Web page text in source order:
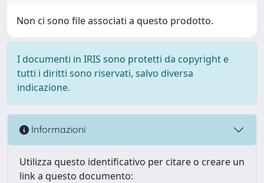
Non ci sono file associati a questo prodotto.
I documenti in IRIS sono protetti da copyright e
tutti i diritti sono riservati, salvo diversa
indicazione.
Informazioni
Utilizza questo identificativo per citare o creare un
link a questo documento: